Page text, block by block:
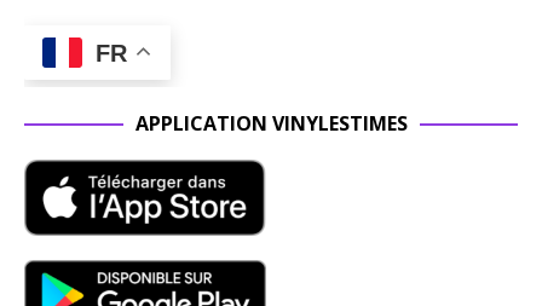
FR
APPLICATION VINYLESTIMES